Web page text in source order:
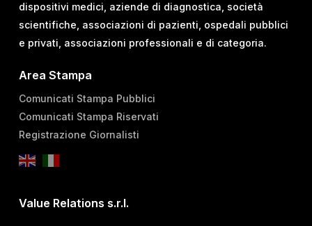
dispositivi medici, aziende di diagnostica, società
scientifiche, associazioni di pazienti, ospedali pubblici
e privati, associazioni professionali e di categoria.
Area Stampa
Comunicati Stampa Pubblici
Comunicati Stampa Riservati
Registrazione Giornalisti
Value Relations s.r.l.